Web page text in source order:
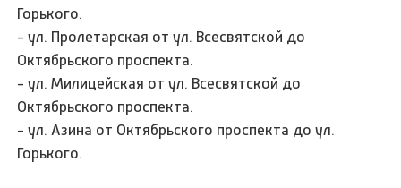
Горького.
- ул. Пролетарская от ул. Всесвятской до
Октябрьского проспекта.
- ул. Милицейская от ул. Всесвятской до
Октябрьского проспекта.
- ул. Азина от Октябрьского проспекта до ул.
Горького.